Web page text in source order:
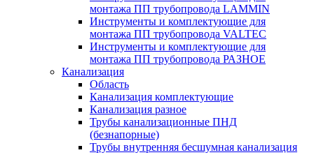
монтажа ПП трубопровода LAMMIN
Инструменты и комплектующие для
монтажа ПП трубопровода VALTEC
Инструменты и комплектующие для
монтажа ПП трубопровода РАЗНОЕ
Канализация
Область
Канализация комплектующие
Канализация разное
Трубы канализационные ПНД
(безнапорные)
Трубы внутренняя бесшумная канализация